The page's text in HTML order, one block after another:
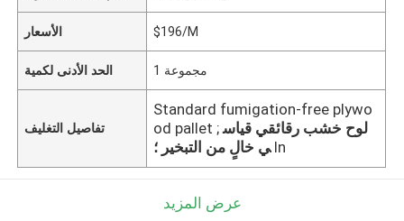
الأسعار $196/M
الحد الأدنى لكمية 1 مجموعة
تفاصيل التغليف
Standard fumigation-free plywo
od pallet ; لوح خشب رقائقي قياس
ي خالٍ من التبخير ؛ In
عرض المزيد